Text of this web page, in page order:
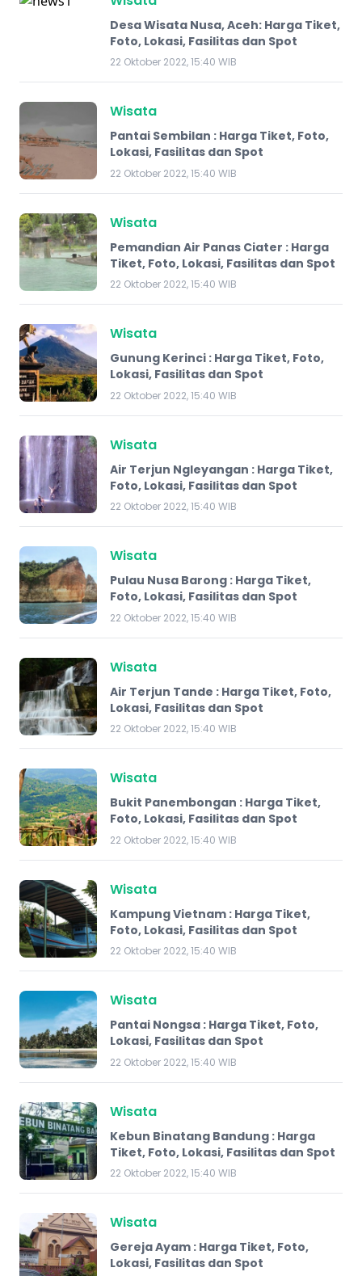
Desa Wisata Nusa, Aceh: Harga Tiket,
Foto, Lokasi, Fasilitas dan Spot
22 Oktober 2022, 15:40 WIB
Wisata
Pantai Sembilan : Harga Tiket, Foto,
Lokasi, Fasilitas dan Spot
22 Oktober 2022, 15:40 WIB
Wisata
Pemandian Air Panas Ciater : Harga
Tiket, Foto, Lokasi, Fasilitas dan Spot
22 Oktober 2022, 15:40 WIB
Wisata
Gunung Kerinci : Harga Tiket, Foto,
Lokasi, Fasilitas dan Spot
22 Oktober 2022, 15:40 WIB
Wisata
​Air Terjun Ngleyangan : Harga Tiket,
Foto, Lokasi, Fasilitas dan Spot
22 Oktober 2022, 15:40 WIB
Wisata
Pulau Nusa Barong : Harga Tiket,
Foto, Lokasi, Fasilitas dan Spot
22 Oktober 2022, 15:40 WIB
Wisata
Air Terjun Tande : Harga Tiket, Foto,
Lokasi, Fasilitas dan Spot
22 Oktober 2022, 15:40 WIB
Wisata
Bukit Panembongan : Harga Tiket,
Foto, Lokasi, Fasilitas dan Spot
22 Oktober 2022, 15:40 WIB
Wisata
Kampung Vietnam : Harga Tiket,
Foto, Lokasi, Fasilitas dan Spot
22 Oktober 2022, 15:40 WIB
Wisata
Pantai Nongsa : Harga Tiket, Foto,
Lokasi, Fasilitas dan Spot
22 Oktober 2022, 15:40 WIB
Wisata
Kebun Binatang Bandung : Harga
Tiket, Foto, Lokasi, Fasilitas dan Spot
22 Oktober 2022, 15:40 WIB
Wisata
Gereja Ayam : Harga Tiket, Foto,
Lokasi, Fasilitas dan Spot